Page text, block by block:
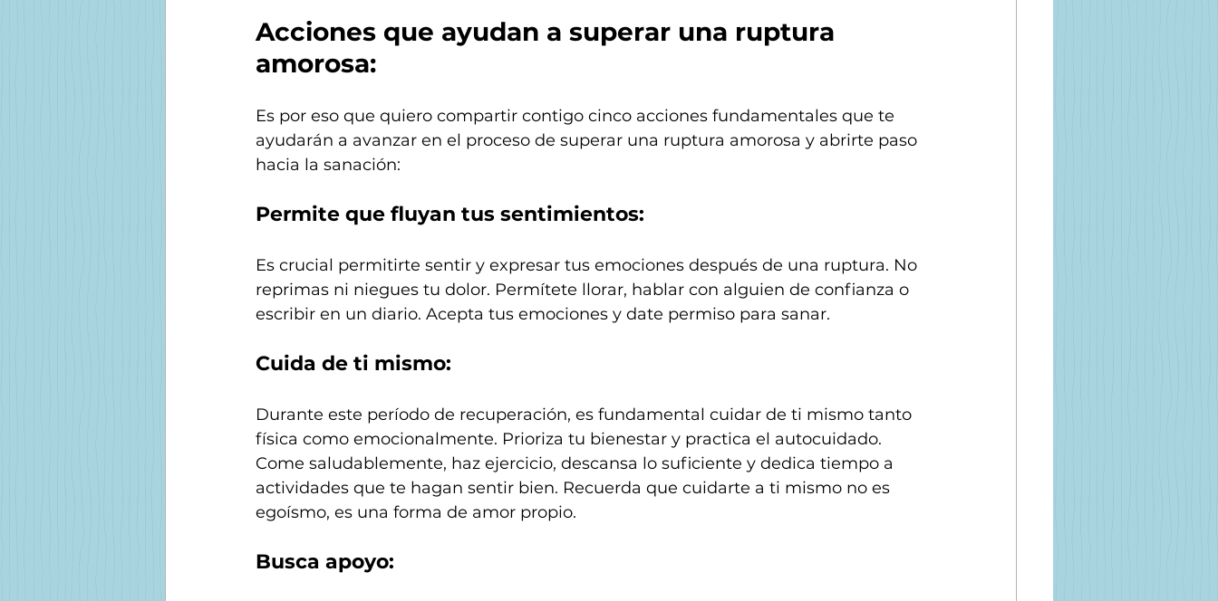
Acciones que ayudan a superar una ruptura
amorosa:
Es por eso que quiero compartir contigo cinco acciones fundamentales que te
ayudarán a avanzar en el proceso de superar una ruptura amorosa y abrirte paso
hacia la sanación:
Permite que fluyan tus sentimientos:
Es crucial permitirte sentir y expresar tus emociones después de una ruptura. No
reprimas ni niegues tu dolor. Permítete llorar, hablar con alguien de confianza o
escribir en un diario. Acepta tus emociones y date permiso para sanar.
Cuida de ti mismo:
Durante este período de recuperación, es fundamental cuidar de ti mismo tanto
física como emocionalmente. Prioriza tu bienestar y practica el autocuidado.
Come saludablemente, haz ejercicio, descansa lo suficiente y dedica tiempo a
actividades que te hagan sentir bien. Recuerda que cuidarte a ti mismo no es
egoísmo, es una forma de amor propio.
Busca apoyo: